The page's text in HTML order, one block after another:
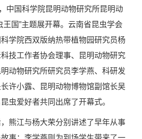
中国科学院昆明动物研究所昆明动
王国”主题展开幕。云南省昆虫学会
学院西双版纳热带植物园研究员杨
技工作者协会理事、昆明动物研究
动物研究所研究员李学燕、科研发
许小露、昆明动物博物馆副馆长吴
虫爱好者共同出席了开幕式。
熊江与杨大荣分别讲述了早年从事